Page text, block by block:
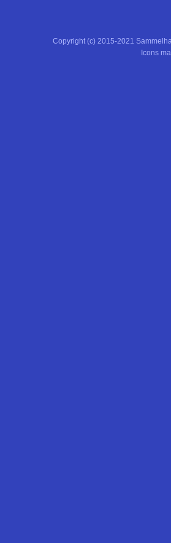
Copyright (c) 2015-2021
Icons